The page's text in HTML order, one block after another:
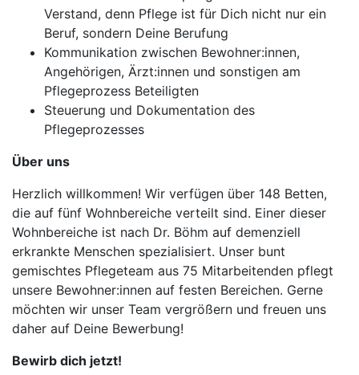
Verstand, denn Pflege ist für Dich nicht nur ein
Beruf, sondern Deine Berufung
Kommunikation zwischen Bewohner:innen,
Angehörigen, Ärzt:innen und sonstigen am
Pflegeprozess Beteiligten
Steuerung und Dokumentation des
Pflegeprozesses
Über uns
Herzlich willkommen! Wir verfügen über 148 Betten,
die auf fünf Wohnbereiche verteilt sind. Einer dieser
Wohnbereiche ist nach Dr. Böhm auf demenziell
erkrankte Menschen spezialisiert. Unser bunt
gemischtes Pflegeteam aus 75 Mitarbeitenden pflegt
unsere Bewohner:innen auf festen Bereichen. Gerne
möchten wir unser Team vergrößern und freuen uns
daher auf Deine Bewerbung!
Bewirb dich jetzt!